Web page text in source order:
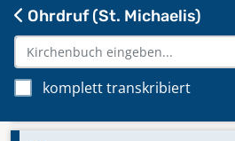
Ohrdruf (St. Michaelis)
komplett transkribiert
Beerdigungen 1565-1768
Beerdigungen 1711-1808